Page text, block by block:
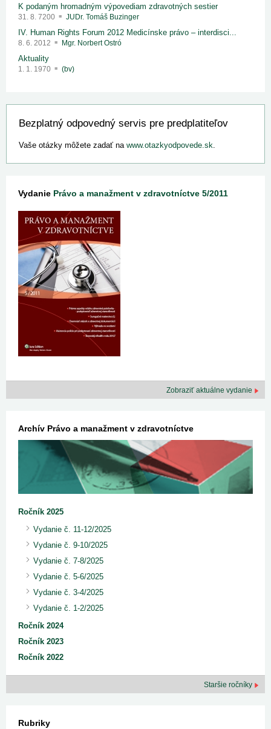
K podaným hromadným výpovediam zdravotných sestier
31. 8. 7200 JUDr. Tomáš Buzinger
IV. Human Rights Forum 2012 Medicínske právo – interdisci...
8. 6. 2012 Mgr. Norbert Ostró
Aktuality
1. 1. 1970 (bv)
Bezplatný odpovedný servis pre predplatiteľov
Vaše otázky môžete zadať na www.otazkyodpovede.sk.
Vydanie Právo a manažment v zdravotníctve 5/2011
Zobraziť aktuálne vydanie
Archív Právo a manažment v zdravotníctve
Ročník 2025
Vydanie č. 11-12/2025
Vydanie č. 9-10/2025
Vydanie č. 7-8/2025
Vydanie č. 5-6/2025
Vydanie č. 3-4/2025
Vydanie č. 1-2/2025
Ročník 2024
Ročník 2023
Ročník 2022
Staršie ročníky
Rubriky